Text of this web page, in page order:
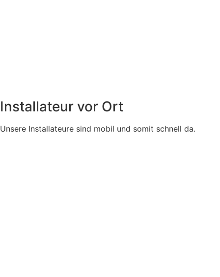
Installateur vor Ort
Unsere Installateure sind mobil und somit schnell da.